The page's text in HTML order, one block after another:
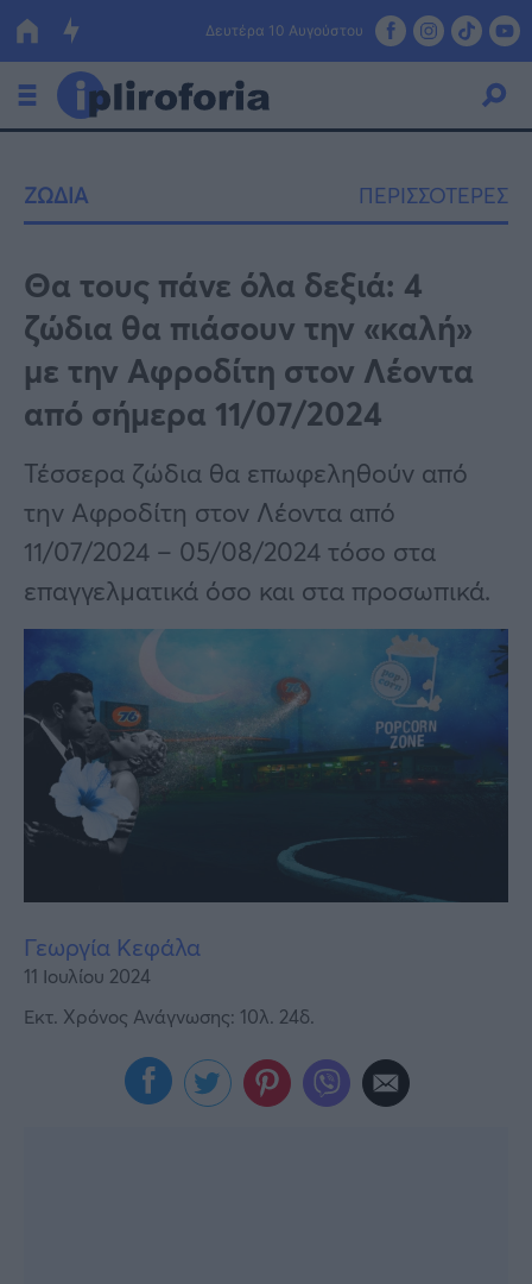
Δευτέρα 10 Αυγούστου
Οικονομία
Πολιτική
Τράπεζες
Επιδοτήσεις
Κόσμος
Lifestyle
Αθλητικά
Υγεία
Γυναίκα
Καιρός
ΖΩΔΙΑ ΠΕΡΙΣΣΟΤΕΡΕΣ
Θα τους πάνε όλα δεξιά: 4
ζώδια θα πιάσουν την «καλή»
με την Αφροδίτη στον Λέοντα
από σήμερα 11/07/2024
Τέσσερα ζώδια θα επωφεληθούν από
την Αφροδίτη στον Λέοντα από
11/07/2024 – 05/08/2024 τόσο στα
επαγγελματικά όσο και στα προσωπικά.
Γεωργία Κεφάλα
11 Ιουλίου 2024
Εκτ. Χρόνος Ανάγνωσης: 10λ. 24δ.